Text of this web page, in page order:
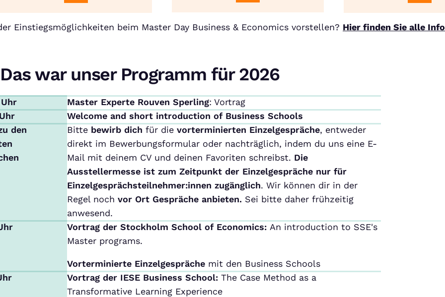
Einstiegsmöglichkeiten beim Master Day Business & Economics vorstellen? Hier finden Sie alle
Das war unser Programm für 2026
Master Experte Rouven Sperling: Vortrag
Welcome and short introduction of Business Schools
den
Bitte bewirb dich für die vorterminierten Einzelgespräche, entweder
direkt im Bewerbungsformular oder nachträglich, indem du uns eine E-
Mail mit deinem CV und deinen Favoriten schreibst. Die
Ausstellermesse ist zum Zeitpunkt der Einzelgespräche nur für
Einzelgesprächsteilnehmer:innen zugänglich. Wir können dir in der
Regel noch vor Ort Gespräche anbieten. Sei bitte daher frühzeitig
anwesend.
Vortrag der Stockholm School of Economics: An introduction to SSE's
Master programs.
Vorterminierte Einzelgesprächemit den Business Schools
Vortrag der IESE Business School: The Case Method as a
Transformative Learning Experience